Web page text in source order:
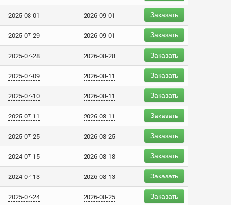
2025-08-01 2026-09-01 Заказать
2025-07-29 2026-09-01 Заказать
2025-07-28 2026-08-28 Заказать
2025-07-09 2026-08-11 Заказать
2025-07-10 2026-08-11 Заказать
2025-07-11 2026-08-11 Заказать
2025-07-25 2026-08-25 Заказать
2024-07-15 2026-08-18 Заказать
2024-07-13 2026-08-13 Заказать
2025-07-24 2026-08-25 Заказать